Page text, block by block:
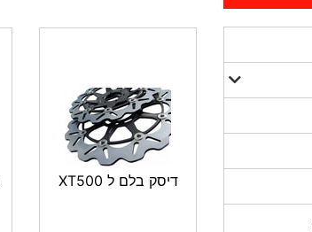
דיסק בלם ל XT500